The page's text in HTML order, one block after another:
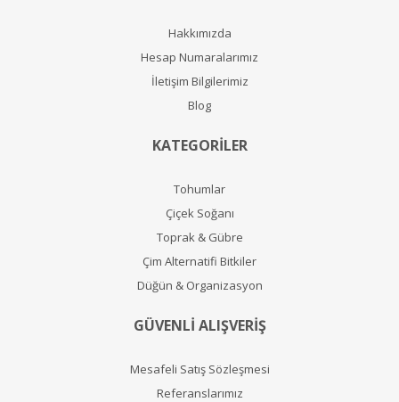
Hakkımızda
Hesap Numaralarımız
İletişim Bilgilerimiz
Blog
KATEGORİLER
Tohumlar
Çiçek Soğanı
Toprak & Gübre
Çim Alternatifi Bitkiler
Düğün & Organizasyon
GÜVENLİ ALIŞVERİŞ
Mesafeli Satış Sözleşmesi
Referanslarımız